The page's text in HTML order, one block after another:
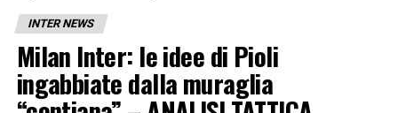
INTER NEWS
Milan Inter: le idee di Pioli
ingabbiate dalla muraglia